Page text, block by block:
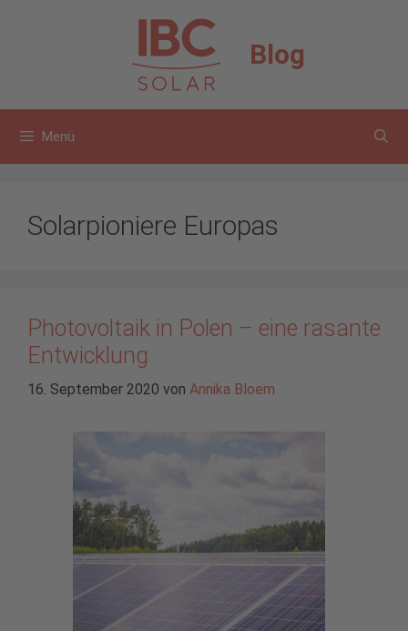
Blog
Menü
Solarpioniere Europas
Photovoltaik in Polen – eine rasante
Entwicklung
16. September 2020 von Annika Bloem